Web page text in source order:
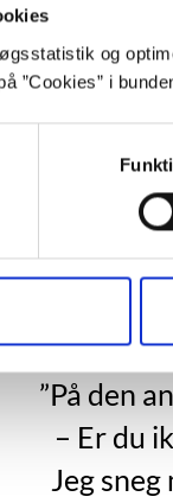
og
”Cookies” i
”På den
– Er du
Jeg